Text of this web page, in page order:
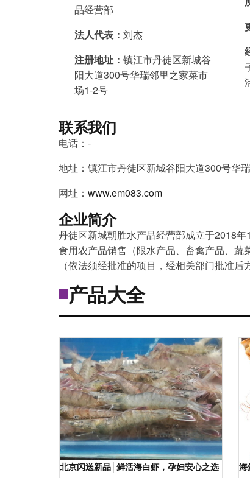
品经营部
法人代表： 刘杰
注册地址： 镇江市丹徒区新城谷
阳大道300号华瑞邻里之家菜市
场1-2号
联系我们
电话：-
地址：镇江市丹徒区新城谷阳大道300号华
网址： www.em083.com
企业简介
丹徒区新城朝胜水产品经营部成立于2018
食用农产品销售（限水产品、畜禽产品、蔬
（依法须经批准的项目，经相关部门批准后
产品大全
北京闪送新品│鲜活海白虾，孕妇安心之选，500g
海